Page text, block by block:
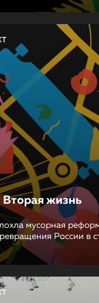
жизнь
мусорная
России в